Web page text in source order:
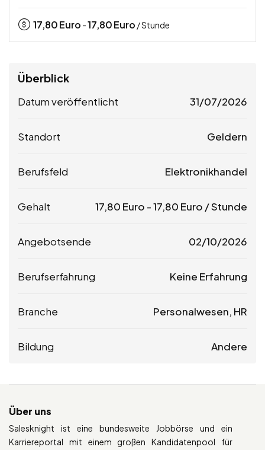
17,80Euro -17,80Euro / Stunde
Überblick
Datum veröffentlicht 31/07/2026
Standort Geldern
Berufsfeld Elektronikhandel
Gehalt 17,80 Euro -17,80 Euro / Stunde
Angebotsende 02/10/2026
Berufserfahrung Keine Erfahrung
Branche Personalwesen, HR
Bildung Andere
Über uns
Salesknight ist eine bundesweite Jobbörse und ein
Karriereportal mit einem großen Kandidatenpool für